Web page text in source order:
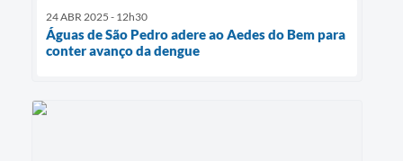
24 ABR 2025 - 12h30
Águas de São Pedro adere ao Aedes do Bem para
conter avanço da dengue